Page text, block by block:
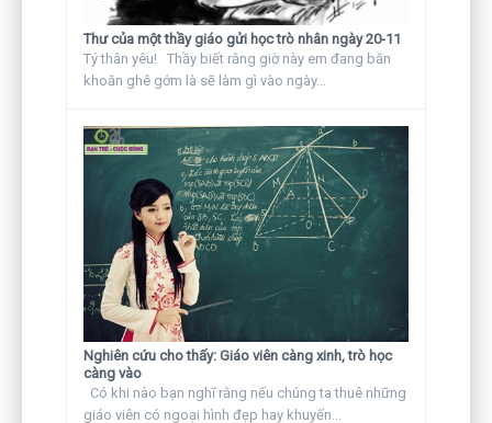
Thư của một thầy giáo gửi học trò nhân ngày 20-11
Tý thân yêu! Thầy biết rằng giờ này em đang băn
khoăn ghê gớm là sẽ làm gì vào ngày...
Nghiên cứu cho thấy: Giáo viên càng xinh, trò học
càng vào
Có khi nào bạn nghĩ rằng nếu chúng ta thuê những
giáo viên có ngoại hình đẹp hay khuyến...